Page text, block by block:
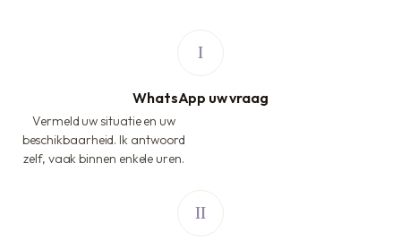
WhatsApp uw vraag
Vermeld uw situatie en uw
beschikbaarheid. Ik antwoord
zelf, vaak binnen enkele uren.